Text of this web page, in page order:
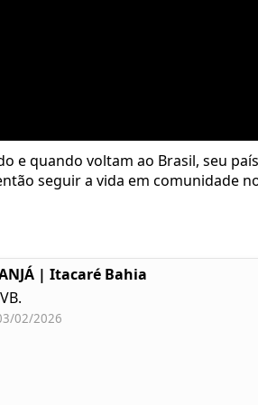
e quando voltam ao Brasil, seu
seguir a vida em comunidade
| Itacaré Bahia
02/2026